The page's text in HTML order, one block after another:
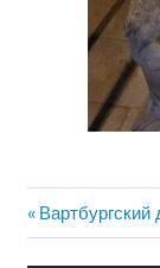
Previous
Post:
Вартбургский